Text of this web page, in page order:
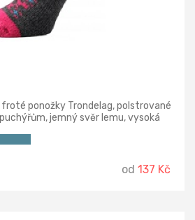
ponožky Trondelag, polstrované
jemný svěr lemu, vysoká
od 137 Kč